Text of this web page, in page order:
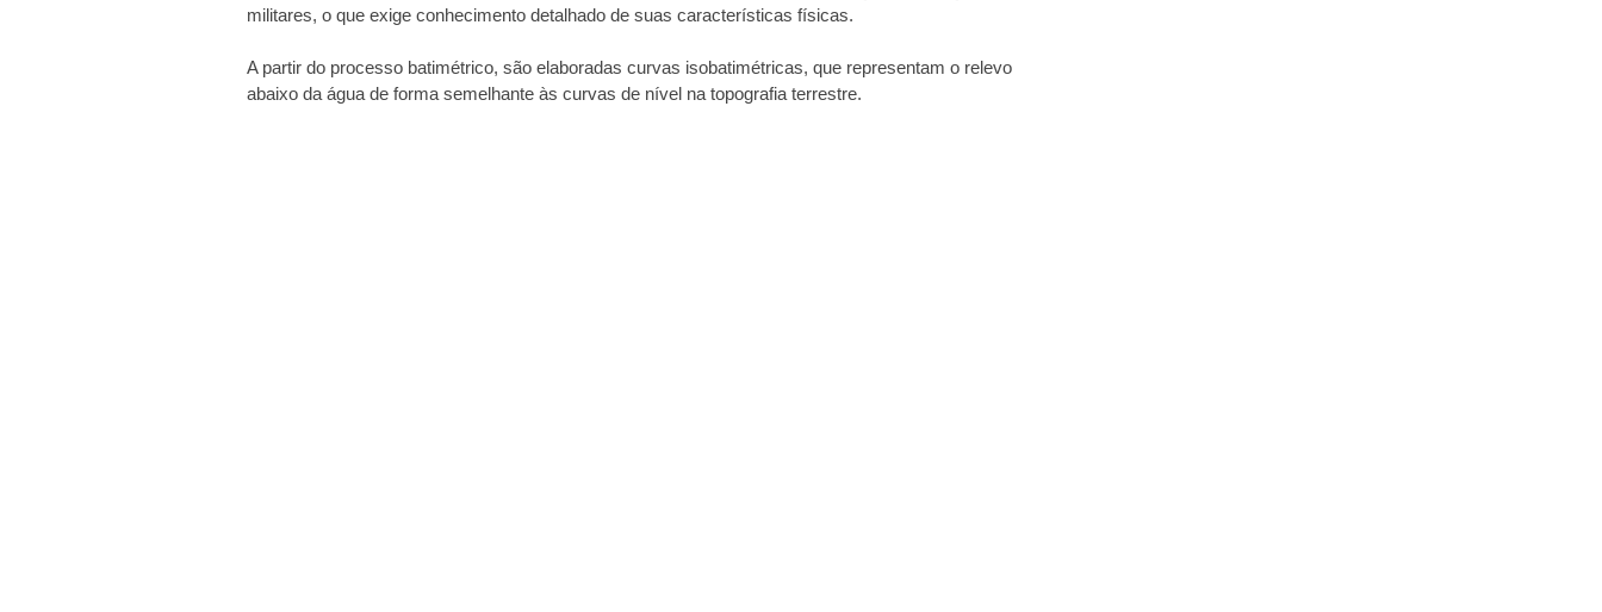
militares, o que exige conhecimento detalhado de suas características físicas.
A partir do processo batimétrico, são elaboradas curvas isobatimétricas, que representam o relevo
abaixo da água de forma semelhante às curvas de nível na topografia terrestre.